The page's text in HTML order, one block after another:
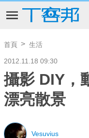
首頁 生活
2012.11.18 09:30
攝影 DIY，
漂亮散景
Vesuvius